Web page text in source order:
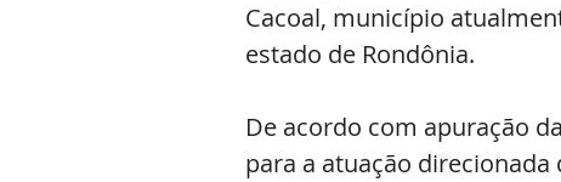
Cacoal, município
estado de Rondônia.
De acordo com apuração
para a atuação